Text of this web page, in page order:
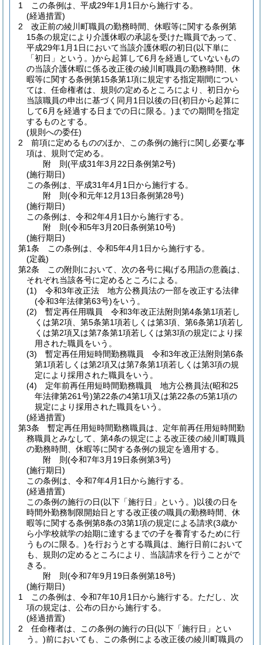
1
この条例は、平成29年1月1日から施行する。
(経過措置)
2
改正前の綾川町職員の勤務時間、休暇等に関する条例第
15条の規定により介護休暇の承認を受けた職員であって、
平成29年1月1日において当該介護休暇の初日(以下単に
「初日」という。)から起算して6月を経過していないもの
の当該介護休暇に係る改正後の綾川町職員の勤務時間、休
暇等に関する条例第15条第1項に規定する指定期間につい
ては、任命権者は、規則の定めるところにより、初日から
当該職員の申出に基づく同月1日以後の日(初日から起算に
して6月を経過する日までの日に限る。) までの期間を指定
するものとする。
(規則への委任)
2
前項に定めるもののほか、この条例の施行に関し必要な事
項は、規則で定める。
附 則(平成31年3月22日条例第2号)
(施行期日)
この条例は、平成31年4月1日から施行する。
附 則(令和元年12月13日条例第28号)
(施行期日)
この条例は、令和2年4月1日から施行する。
附 則(令和5年3月20日条例第10号)
(施行期日)
第1条
この条例は、令和5年4月1日から施行する。
(定義)
第2条
この附則において、次の各号に掲げる用語の意義は、
それぞれ当該各号に定めるところによる。
(1)
令和3年改正法 地方公務員法の一部を改正する法律
(令和3年法律第63号)をいう。
(2)
暫定再任用職員 令和3年改正法附則第4条第1項若し
くは第2項、第5条第1項若しくは第3項、第6条第1項若し
くは第2項又は第7条第1項若しくは第3項の規定により採
用された職員をいう。
(3)
暫定再任用短時間勤務職員 令和3年改正法附則第6条
第1項若しくは第2項又は第7条第1項若しくは第3項の規
定により採用された職員をいう。
(4)
定年前再任用短時間勤務職員 地方公務員法(昭和25
年法律第261号)第22条の4第1項又は第22条の5第1項の
規定により採用された職員をいう。
(経過措置)
第3条
暫定再任用短時間勤務職員は、定年前再任用短時間勤
務職員とみなして、第4条の規定による改正後の綾川町職員
の勤務時間、休暇等に関する条例の規定を適用する。
附 則(令和7年3月19日条例第3号)
(施行期日)
この条例は、令和7年4月1日から施行する。
(経過措置)
この条例の施行の日(以下「施行日」という。)以後の日を
時間外勤務制限開始日とする改正後の職員の勤務時間、休
暇等に関する条例第8条の3第1項の規定による請求(3歳か
ら小学校就学の始期に達するまでの子を養育するために行
うものに限る。)を行おうとする職員は、施行日前において
も、規則の定めるところにより、当該請求を行うことがで
きる。
附 則(令和7年9月19日条例第18号)
(施行期日)
1
この条例は、令和7年10月1日から施行する。 ただし、次
項の規定は、公布の日から施行する。
(経過措置)
2
任命権者は、この条例の施行の日(以下「施行日」とい
う。)前においても、この条例による改正後の綾川町職員の